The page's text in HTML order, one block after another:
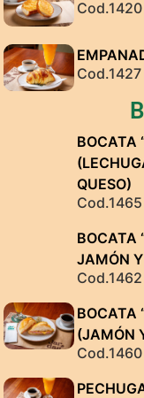
Cod.1420
Cod.1427
BOCATA
QUESO)
Cod.1465
BOCATA
JAMÓN
Cod.1462
BOCATA
(JAMÓN
Cod.1460